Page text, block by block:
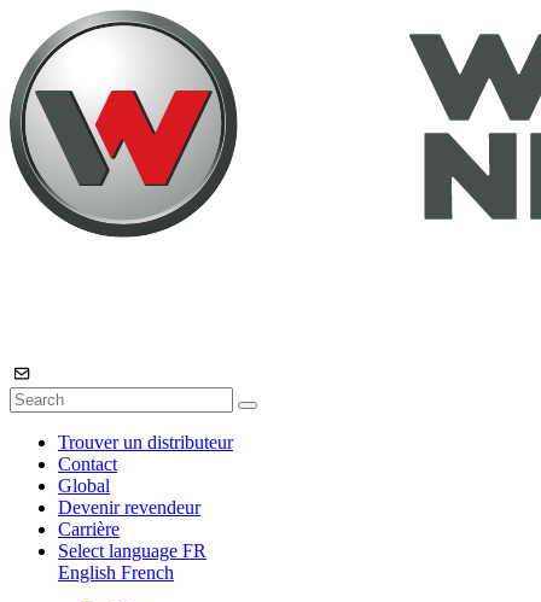
Trouver un distributeur
Contact
Global
Devenir revendeur
Carrière
Select language FR
English French